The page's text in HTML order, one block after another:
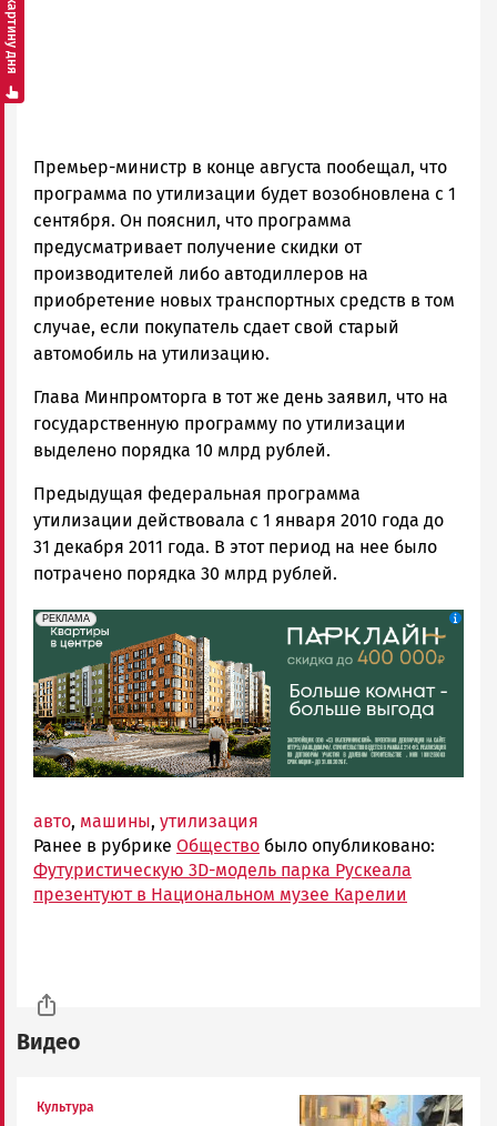
Премьер-министр в конце августа пообещал, что
программа по утилизации будет возобновлена с 1
сентября. Он пояснил, что программа
предусматривает получение скидки от
производителей либо автодиллеров на
приобретение новых транспортных средств в том
случае, если покупатель сдает свой старый
автомобиль на утилизацию.
Глава Минпромторга в тот же день заявил, что на
государственную программу по утилизации
выделено порядка 10 млрд рублей.
Предыдущая федеральная программа
утилизации действовала с 1 января 2010 года до
31 декабря 2011 года. В этот период на нее было
потрачено порядка 30 млрд рублей.
erid: 2SDnjdeSPnB
РЕКЛАМА
Реклама
авто, машины, утилизация
Ранее в рубрике Общество было опубликовано:
Футуристическую 3D-модель парка Рускеала
презентуют в Национальном музее Карелии
Видео
Культура Image